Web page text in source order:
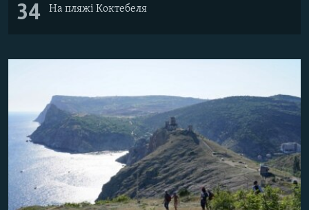
34 На пляжі Коктебеля